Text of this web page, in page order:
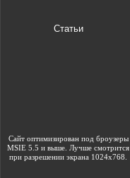
Статьи
Сайт оптимизирован под броузеры
MSIE 5.5 и выше. Лучше смотрится
при разрешении экрана 1024х768.